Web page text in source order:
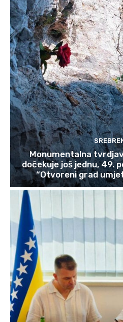
Monumentalna
dočekuje još jednu, 49.
“Otvoreni grad